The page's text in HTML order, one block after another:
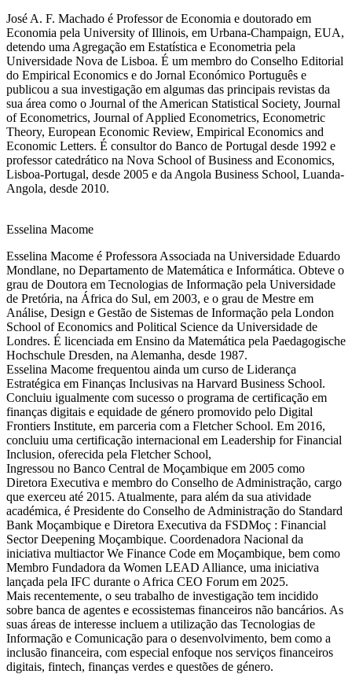
José A. F. Machado é Professor de Economia e doutorado em
Economia pela University of Illinois, em Urbana-Champaign, EUA,
detendo uma Agregação em Estatística e Econometria pela
Universidade Nova de Lisboa. É um membro do Conselho Editorial
do Empirical Economics e do Jornal Económico Português e
publicou a sua investigação em algumas das principais revistas da
sua área como o Journal of the American Statistical Society, Journal
of Econometrics, Journal of Applied Econometrics, Econometric
Theory, European Economic Review, Empirical Economics and
Economic Letters. É consultor do Banco de Portugal desde 1992 e
professor catedrático na Nova School of Business and Economics,
Lisboa-Portugal, desde 2005 e da Angola Business School, Luanda-
Angola, desde 2010.
Esselina Macome
Esselina Macome é Professora Associada na Universidade Eduardo
Mondlane, no Departamento de Matemática e Informática. Obteve o
grau de Doutora em Tecnologias de Informação pela Universidade
de Pretória, na África do Sul, em 2003, e o grau de Mestre em
Análise, Design e Gestão de Sistemas de Informação pela London
School of Economics and Political Science da Universidade de
Londres. É licenciada em Ensino da Matemática pela Paedagogische
Hochschule Dresden, na Alemanha, desde 1987.
Esselina Macome frequentou ainda um curso de Liderança
Estratégica em Finanças Inclusivas na Harvard Business School.
Concluiu igualmente com sucesso o programa de certificação em
finanças digitais e equidade de género promovido pelo Digital
Frontiers Institute, em parceria com a Fletcher School. Em 2016,
concluiu uma certificação internacional em Leadership for Financial
Inclusion, oferecida pela Fletcher School,
Ingressou no Banco Central de Moçambique em 2005 como
Diretora Executiva e membro do Conselho de Administração, cargo
que exerceu até 2015. Atualmente, para além da sua atividade
académica, é Presidente do Conselho de Administração do Standard
Bank Moçambique e Diretora Executiva da FSDMoç : Financial
Sector Deepening Moçambique. Coordenadora Nacional da
iniciativa multiactor We Finance Code em Moçambique, bem como
Membro Fundadora da Women LEAD Alliance, uma iniciativa
lançada pela IFC durante o Africa CEO Forum em 2025.
Mais recentemente, o seu trabalho de investigação tem incidido
sobre banca de agentes e ecossistemas financeiros não bancários. As
suas áreas de interesse incluem a utilização das Tecnologias de
Informação e Comunicação para o desenvolvimento, bem como a
inclusão financeira, com especial enfoque nos serviços financeiros
digitais, fintech, finanças verdes e questões de género.